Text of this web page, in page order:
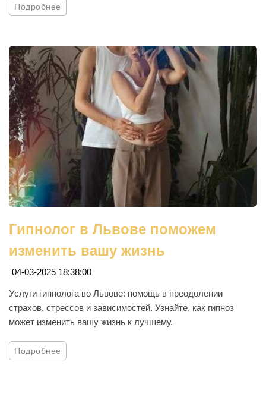
Подробнее
Гипнолог в Львове поможем
изменить вашу жизнь
04-03-2025 18:38:00
Услуги гипнолога во Львове: помощь в преодолении
страхов, стрессов и зависимостей. Узнайте, как гипноз
может изменить вашу жизнь к лучшему.
Подробнее